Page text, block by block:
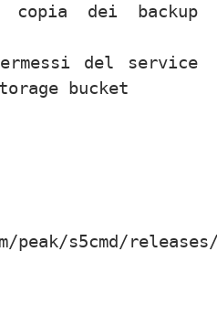
copia dei backup
del service
bucket
s5cmd/